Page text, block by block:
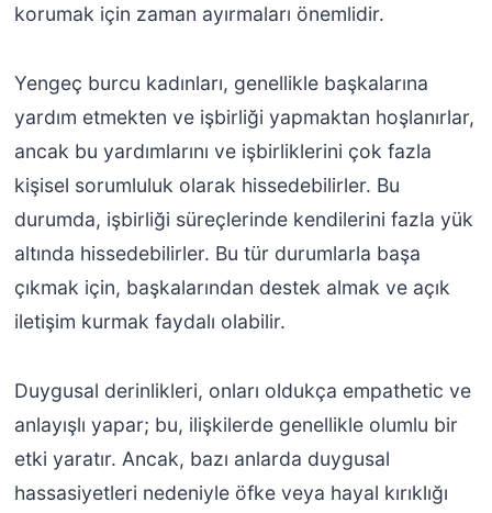
korumak için zaman ayırmaları önemlidir.
Yengeç burcu kadınları, genellikle başkalarına
yardım etmekten ve işbirliği yapmaktan hoşlanırlar,
ancak bu yardımlarını ve işbirliklerini çok fazla
kişisel sorumluluk olarak hissedebilirler. Bu
durumda, işbirliği süreçlerinde kendilerini fazla yük
altında hissedebilirler. Bu tür durumlarla başa
çıkmak için, başkalarından destek almak ve açık
iletişim kurmak faydalı olabilir.
Duygusal derinlikleri, onları oldukça empathetic ve
anlayışlı yapar; bu, ilişkilerde genellikle olumlu bir
etki yaratır. Ancak, bazı anlarda duygusal
hassasiyetleri nedeniyle öfke veya hayal kırıklığı